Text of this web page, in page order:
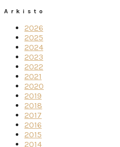
Arkisto
2026
2025
2024
2023
2022
2021
2020
2019
2018
2017
2016
2015
2014